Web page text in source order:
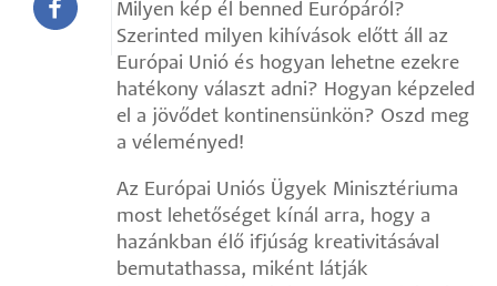
Milyen kép él benned Európáról?
Szerinted milyen kihívások előtt áll az
Európai Unió és hogyan lehetne ezekre
hatékony választ adni? Hogyan képzeled
el a jövődet kontinensünkön? Oszd meg
a véleményed!
Az Európai Uniós Ügyek Minisztériuma
most lehetőséget kínál arra, hogy a
hazánkban élő ifjúság kreativitásával
bemutathassa, miként látják